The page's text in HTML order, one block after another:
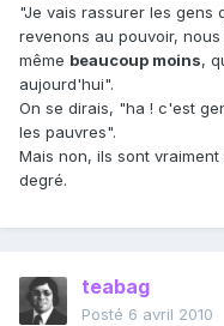
"Je vais rassurer les gens
revenons au pouvoir,
même beaucoup moins,
aujourd'hui".
On se dirais, "ha ! c'est
les pauvres".
Mais non, ils sont
degré.
teabag
Posté 6 avril 2010